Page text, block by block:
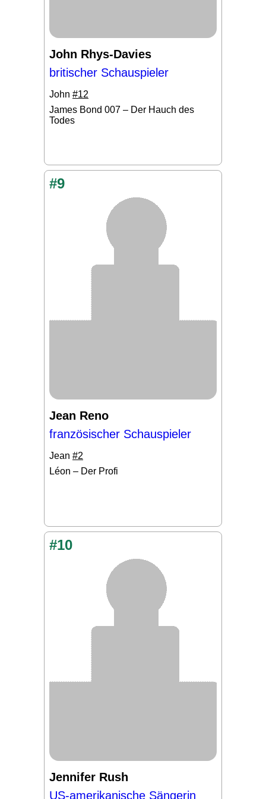
John Rhys-Davies
britischer Schauspieler
John #12
James Bond 007 – Der Hauch des
Todes
#9
Jean Reno
französischer Schauspieler
Jean #2
Léon – Der Profi
#10
Jennifer Rush
US-amerikanische Sängerin